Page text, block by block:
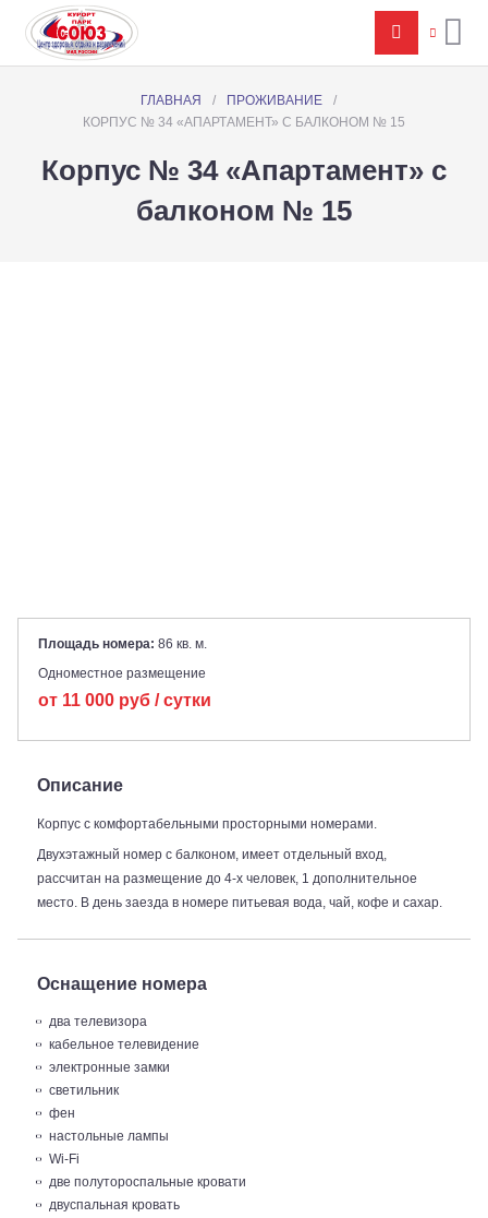
ГЛАВНАЯ / ПРОЖИВАНИЕ
/
КОРПУС № 34 «АПАРТАМЕНТ» С БАЛКОНОМ № 15
Корпус № 34 «Апартамент» с
балконом № 15
Площадь номера: 86 кв. м.
Одноместное размещение
от 11 000руб / сутки
Описание
Корпус с комфортабельными просторными номерами.
Двухэтажный номер с балконом, имеет отдельный вход,
рассчитан на размещение до 4-х человек, 1 дополнительное
место. В день заезда в номере питьевая вода, чай, кофе и сахар.
Оснащение номера
два телевизора
кабельное телевидение
электронные замки
светильник
фен
настольные лампы
Wi-Fi
две полутороспальные кровати
двуспальная кровать